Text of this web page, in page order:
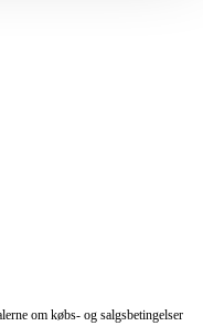
om købs- og salgsbetingelser